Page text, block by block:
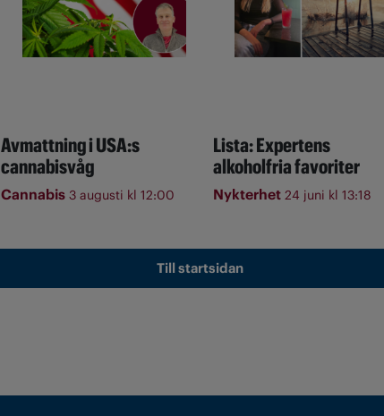
Avmattning i USA:s
cannabisvåg
Cannabis 3 augusti kl 12:00
Lista: Expertens
alkoholfria favoriter
Nykterhet 24 juni kl 13:18
Till startsidan